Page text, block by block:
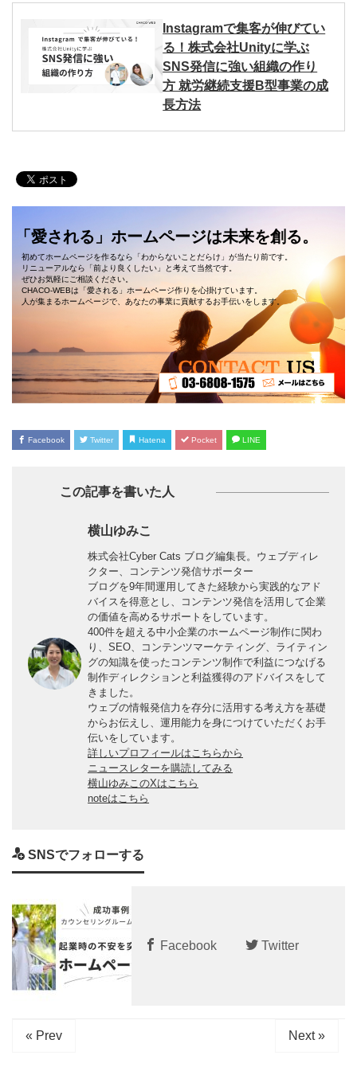
Instagramで集客が伸びてい
る！株式会社Unityに学ぶ
SNS発信に強い組織の作り
方 就労継続支援B型事業の成
長方法
「愛される」ホームページは未来を創る。
初めてホームページを作るなら「わからないことだらけ」が当たり前です。
リニューアルなら「前より良くしたい」と考えて当然です。
ぜひお気軽にご相談ください。
CHACO-WEBは「愛される」ホームページ作りを心掛けています。
人が集まるホームページで、あなたの事業に貢献するお手伝いをします。
Facebook Twitter Hatena Pocket LINE
この記事を書いた人
横山ゆみこ
株式会社Cyber Cats ブログ編集長。ウェブディレ
クター、コンテンツ発信サポーター
ブログを9年間運用してきた経験から実践的なアド
バイスを得意とし、コンテンツ発信を活用して企業
の価値を高めるサポートをしています。
400件を超える中小企業のホームページ制作に関わ
り、SEO、コンテンツマーケティング、ライティン
グの知識を使ったコンテンツ制作で利益につなげる
制作ディレクションと利益獲得のアドバイスをして
きました。
ウェブの情報発信力を存分に活用する考え方を基礎
からお伝えし、運用能力を身につけていただくお手
伝いをしています。
詳しいプロフィールはこちらから
ニュースレターを購読してみる
横山ゆみこのXはこちら
noteはこちら
SNSでフォローする
Facebook Twitter
« Prev Next »